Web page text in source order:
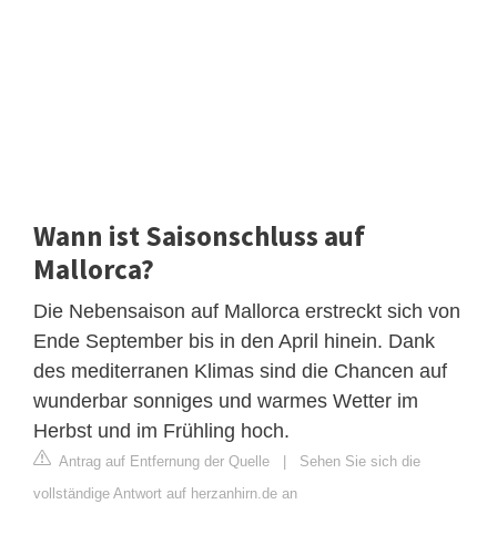
Wann ist Saisonschluss auf
Mallorca?
Die Nebensaison auf Mallorca erstreckt sich von
Ende September bis in den April hinein. Dank
des mediterranen Klimas sind die Chancen auf
wunderbar sonniges und warmes Wetter im
Herbst und im Frühling hoch.
Antrag auf Entfernung der Quelle
Sehen Sie sich die
vollständige Antwort auf herzanhirn.de an